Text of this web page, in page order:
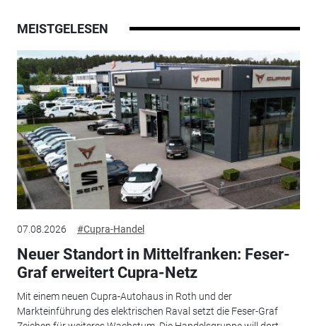
MEISTGELESEN
07.08.2026 #Cupra-Handel
Neuer Standort in Mittelfranken: Feser-
Graf erweitert Cupra-Netz
Mit einem neuen Cupra-Autohaus in Roth und der
Markteinführung des elektrischen Raval setzt die Feser-Graf